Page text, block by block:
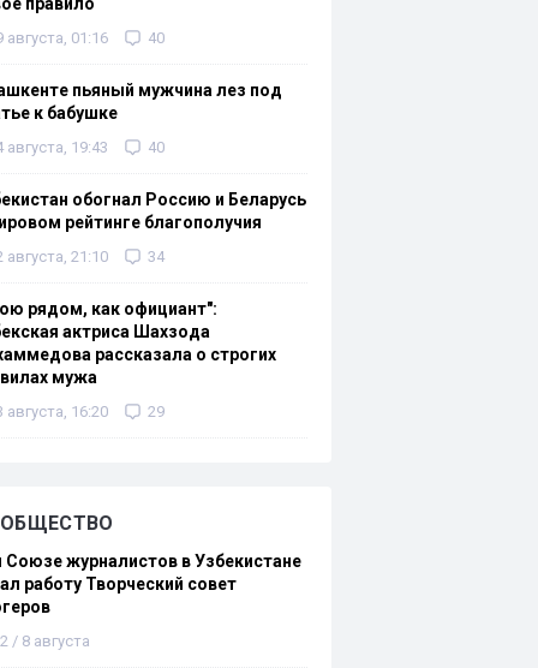
августа, 01:16 40
пьяный мужчина лез под
к бабушке
августа, 19:43 40
обогнал Россию и Беларусь
рейтинге благополучия
августа, 21:10 34
рядом, как официант":
актриса Шахзода
рассказала о строгих
мужа
августа, 16:20 29
ОБЩЕСТВО
Союзе журналистов в Узбекистане
работу Творческий совет
/ 8 августа